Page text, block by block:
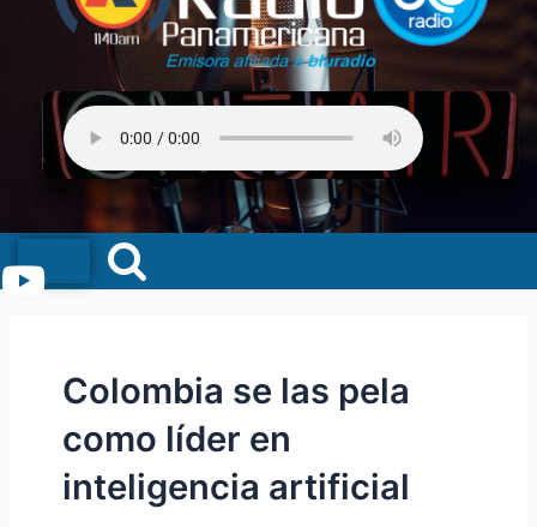
Menu
Colombia se las pela
como líder en
inteligencia artificial